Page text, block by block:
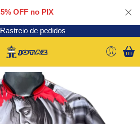
5% OFF no PIX
Rastreio de pedidos